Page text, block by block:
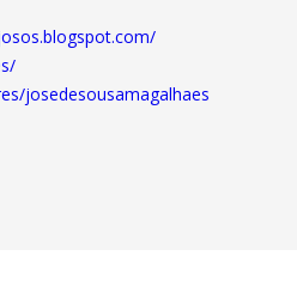
josedesousamagalhaes